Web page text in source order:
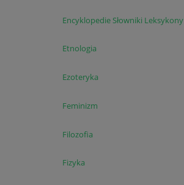
Encyklopedie Słowniki Leksykony
Etnologia
Ezoteryka
Feminizm
Filozofia
Fizyka